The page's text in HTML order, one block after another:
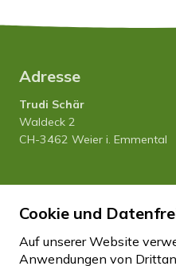
Adresse
Trudi Schär
Waldeck 2
CH-3462 Weier i. Emmental
Natel 079 458 27 20
Cookie und
Auf unserer Website
Anwendungen von